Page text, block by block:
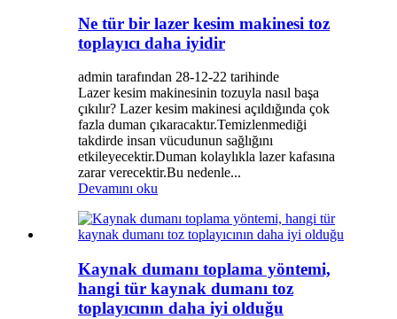
Ne tür bir lazer kesim makinesi toz
toplayıcı daha iyidir
admin tarafından 28-12-22 tarihinde
Lazer kesim makinesinin tozuyla nasıl başa
çıkılır? Lazer kesim makinesi açıldığında çok
fazla duman çıkaracaktır.Temizlenmediği
takdirde insan vücudunun sağlığını
etkileyecektir.Duman kolaylıkla lazer kafasına
zarar verecektir.Bu nedenle...
Devamını oku
Kaynak dumanı toplama yöntemi,
hangi tür kaynak dumanı toz
toplayıcının daha iyi olduğu